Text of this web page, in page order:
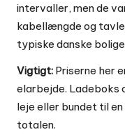
intervaller, men de
kabellængde og
typiske danske
Vigtigt: Priserne her
elarbejde. Ladeboks
leje eller bundet til
totalen.